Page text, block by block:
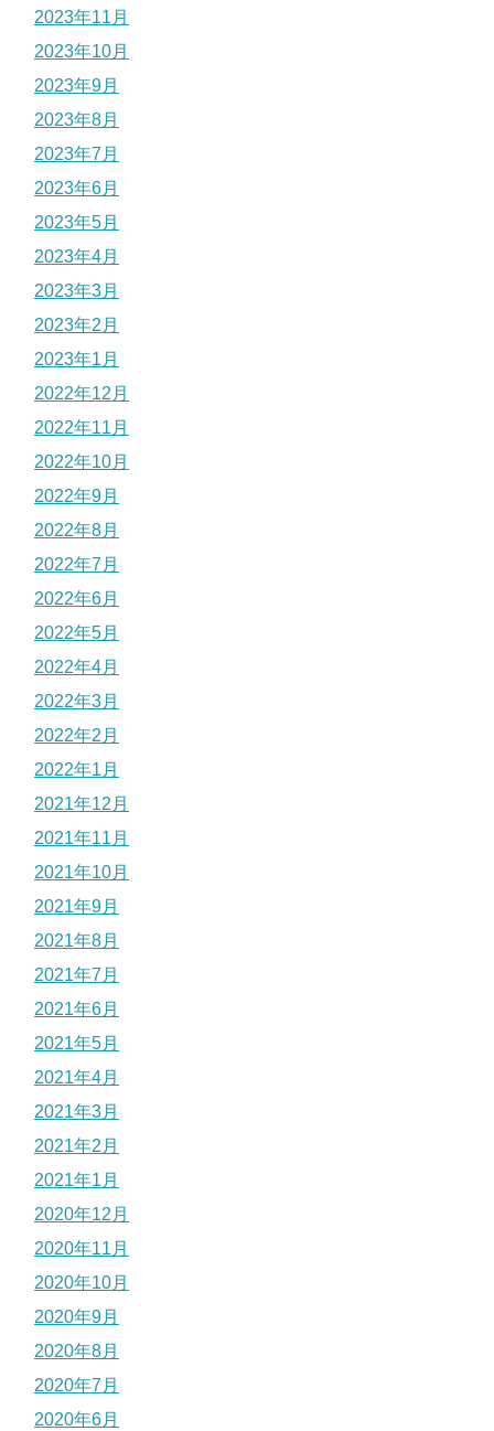
2023年11月
2023年10月
2023年9月
2023年8月
2023年7月
2023年6月
2023年5月
2023年4月
2023年3月
2023年2月
2023年1月
2022年12月
2022年11月
2022年10月
2022年9月
2022年8月
2022年7月
2022年6月
2022年5月
2022年4月
2022年3月
2022年2月
2022年1月
2021年12月
2021年11月
2021年10月
2021年9月
2021年8月
2021年7月
2021年6月
2021年5月
2021年4月
2021年3月
2021年2月
2021年1月
2020年12月
2020年11月
2020年10月
2020年9月
2020年8月
2020年7月
2020年6月